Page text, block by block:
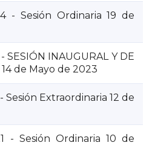
- Sesión Ordinaria 19 de
SESIÓN INAUGURAL Y DE
de Mayo de 2023
Sesión Extraordinaria 12 de
- Sesión Ordinaria 10 de